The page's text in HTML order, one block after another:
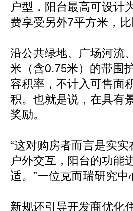
户型，阳台最高可设计
费享受另外7平方米，
沿公共绿地、广场河流
米（含0.75米）的带围
容积率，不计入可售面
积。也就是说，在具有
奖励。
“这对购房者而言是实
户外交互，阳台的功能
适。”一位克而瑞研究中
新规还引导开发商优化